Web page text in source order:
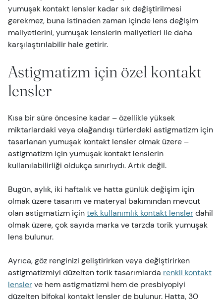
yumuşak kontakt lensler kadar sık değiştirilmesi
gerekmez, buna istinaden zaman içinde lens değişim
maliyetlerini, yumuşak lenslerin maliyetleri ile daha
karşılaştırılabilir hale getirir.
Astigmatizm için özel kontakt
lensler
Kısa bir süre öncesine kadar – özellikle yüksek
miktarlardaki veya olağandışı türlerdeki astigmatizm için
tasarlanan yumuşak kontakt lensler olmak üzere –
astigmatizm için yumuşak kontakt lenslerin
kullanılabilirliği oldukça sınırlıydı. Artık değil.
Bugün, aylık, iki haftalık ve hatta günlük değişim için
olmak üzere tasarım ve materyal bakımından mevcut
olan astigmatizm içintek kullanımlık kontakt lenslerdahil
olmak üzere, çok sayıda marka ve tarzda torik yumuşak
lens bulunur.
Ayrıca, göz renginizi geliştirirken veya değiştirirken
astigmatizmiyi düzelten torik tasarımlarda renkli kontakt
lenslerve hem astigmatizmi hem de presbiyopiyi
düzelten bifokal kontakt lensler de bulunur. Hatta, 30